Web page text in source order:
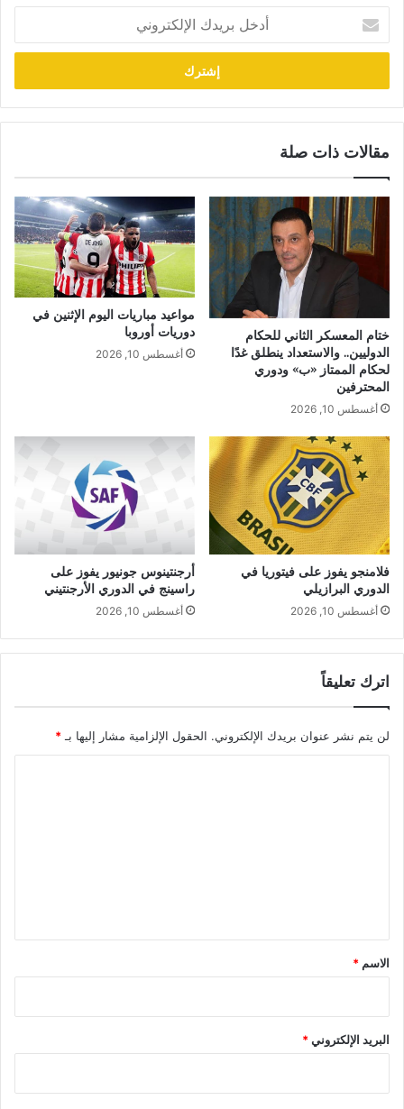
بريدك
الإلكتروني
مقالات ذات صلة
ختام المعسكر الثاني للحكام
الدوليين.. والاستعداد ينطلق غدًا
لحكام الممتاز «ب» ودوري
المحترفين
أغسطس 10, 2026
مواعيد مباريات اليوم الإثنين في
دوريات أوروبا
أغسطس 10, 2026
فلامنجو يفوز على فيتوريا في
الدوري البرازيلي
أغسطس 10, 2026
أرجنتينوس جونيور يفوز على
راسينج في الدوري الأرجنتيني
أغسطس 10, 2026
اترك تعليقاً
لن يتم نشر عنوان بريدك الإلكتروني. الحقول الإلزامية مشار إليها بـ *
*
الاسم *
البريد الإلكتروني*